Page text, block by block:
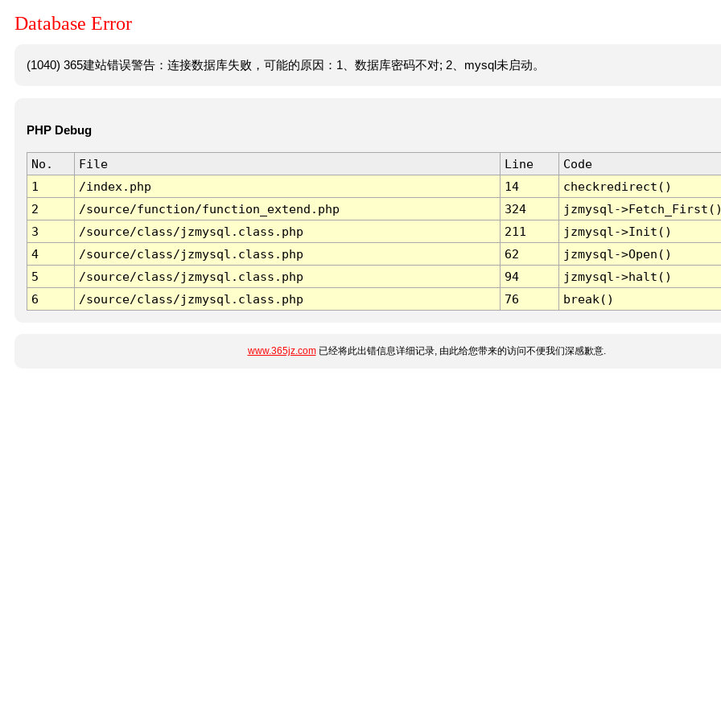
Database Error
(1040) 365建站错误警告：连接数据库失败，可能的原因：1、数据库密码不对; 2、mysql未启动。
PHP Debug
No. File Line
Code
1
/index.php 14
checkredirect()
2
/source/function/function_extend.php 324
jzmysql-
3
/source/class/jzmysql.class.php 211
jzmysql->Init()
4
/source/class/jzmysql.class.php 62
jzmysql->Open()
5
/source/class/jzmysql.class.php 94
jzmysql->halt()
6
/source/class/jzmysql.class.php 76 break()
www.365jz.com已经将此出错信息详细记录, 由此给您带来的访问不便我们深感歉意.